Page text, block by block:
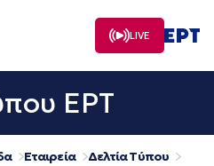
LIVE
ΕΡΤ
Εταιρεία
Δελτία Τύπου